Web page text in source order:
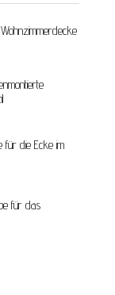
für die Ecke im
für das